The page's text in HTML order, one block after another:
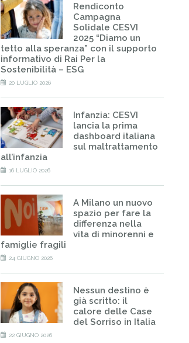
Rendiconto
Campagna
Solidale CESVI
2025 “Diamo un
tetto alla speranza” con il supporto
informativo di Rai Per la
Sostenibilità – ESG
20 LUGLIO 2026
Infanzia: CESVI
lancia la prima
dashboard italiana
sul maltrattamento
all’infanzia
16 LUGLIO 2026
A Milano un nuovo
spazio per fare la
differenza nella
vita di minorenni e
famiglie fragili
24 GIUGNO 2026
Nessun destino è
già scritto: il
calore delle Case
del Sorriso in Italia
22 GIUGNO 2026